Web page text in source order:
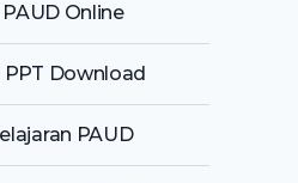
Online
Download
PAUD